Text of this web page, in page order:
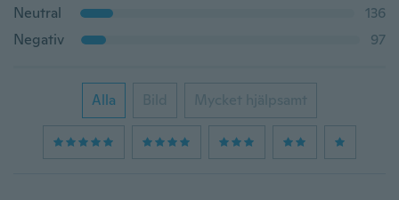
Neutral
136
Negativ
97
Alla Bild Mycket hjälpsamt